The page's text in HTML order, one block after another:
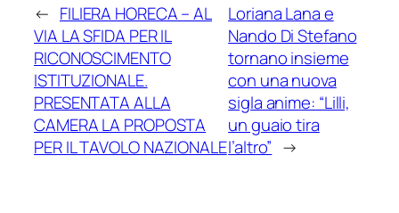
← FILIERA HORECA – AL
VIA LA SFIDA PER IL
RICONOSCIMENTO
ISTITUZIONALE.
PRESENTATA ALLA
CAMERA LA PROPOSTA
PER IL TAVOLO NAZIONALE
Loriana Lana e
Nando Di Stefano
tornano insieme
con una nuova
sigla anime: “Lilli,
un guaio tira
l’altro” →